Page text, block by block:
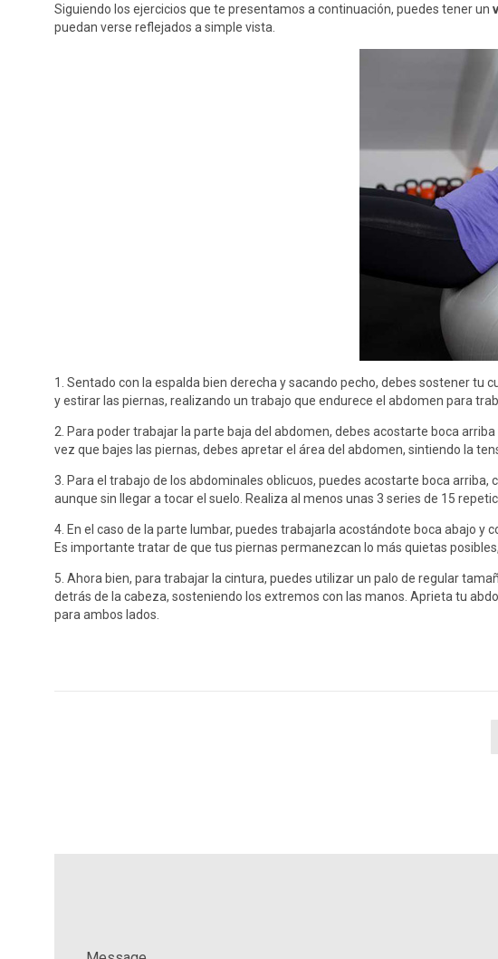
Siguiendo los ejercicios que te presentamos a continuación, puedes tener un
puedan verse reflejados a simple vista.
1. Sentado con la espalda bien derecha y sacando pecho, debes sostener
y estirar las piernas, realizando un trabajo que endurece el abdomen para
2. Para poder trabajar la parte baja del abdomen, debes acostarte boca
vez que bajes las piernas, debes apretar el área del abdomen, sintiendo la
3. Para el trabajo de los abdominales oblicuos, puedes acostarte boca
aunque sin llegar a tocar el suelo. Realiza al menos unas 3 series de 15
4. En el caso de la parte lumbar, puedes trabajarla acostándote boca abajo y
Es importante tratar de que tus piernas permanezcan lo más quietas
5. Ahora bien, para trabajar la cintura, puedes utilizar un palo de regular
detrás de la cabeza, sosteniendo los extremos con las manos. Aprieta tu
para ambos lados.